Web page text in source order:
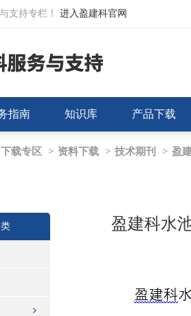
支持专栏！ 进入盈建科官网
指南 知识库 产品下载
下载专区 > 资料下载 > 技术期刊 > 盈
盈建科水